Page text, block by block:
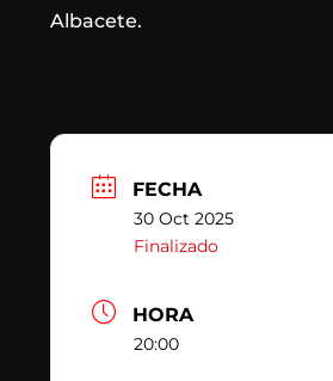
Albacete.
FECHA
30 Oct 2025
Finalizado
HORA
20:00